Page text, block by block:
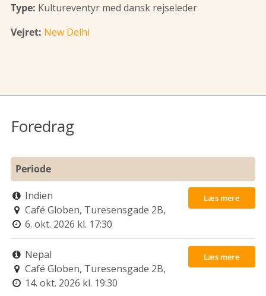
Type: Kultureventyr med dansk rejseleder
Vejret: New Delhi
Foredrag
Periode
 Indien
 Café Globen, Turesensgade 2B,
1368 København K
 6. okt. 2026 kl. 17:30
Læs mere
 Nepal
 Café Globen, Turesensgade 2B,
1368 København K
 14. okt. 2026 kl. 19:30
Læs mere